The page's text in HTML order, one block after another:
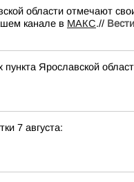
области отмечают
канале в МАКС.//
пункта Ярославской
7 августа: